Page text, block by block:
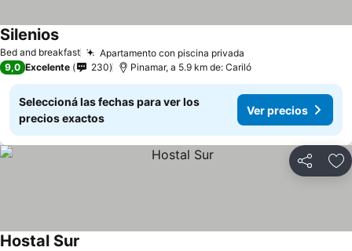
Bed and breakfast Apartamento con piscina privada
SileniosVer precios
9,0 Excelente 230 Pinamar, a 5.9 km de: Cariló
Seleccioná las fechas para ver los
precios exactos
Ver precios
Compartir
Hostal Sur